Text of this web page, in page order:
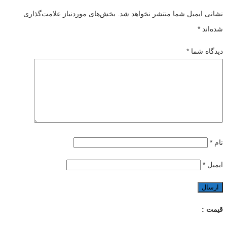
نشانی ایمیل شما منتشر نخواهد شد. بخش‌های موردنیاز علامت‌گذاری
شده‌اند *
دیدگاه شما *
نام *
ایمیل *
قیمت :